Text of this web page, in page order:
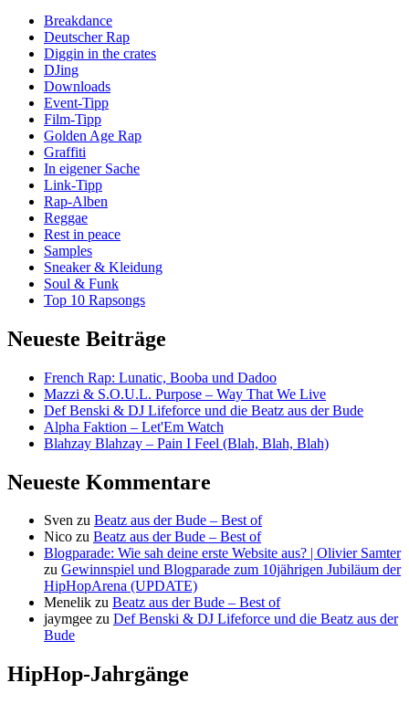
you
want
it
(DJ
Evil
Dee
remix)
Breakdance
Deutscher Rap
Diggin in the crates
DJing
Downloads
Event-Tipp
Film-Tipp
Golden Age Rap
Graffiti
In eigener Sache
Link-Tipp
Rap-Alben
Reggae
Rest in peace
Samples
Sneaker & Kleidung
Soul & Funk
Top 10 Rapsongs
Neueste Beiträge
French Rap: Lunatic, Booba und Dadoo
Mazzi & S.O.U.L. Purpose – Way That We Live
Def Benski & DJ Lifeforce und die Beatz aus der Bude
Alpha Faktion – Let'Em Watch
Blahzay Blahzay – Pain I Feel (Blah, Blah, Blah)
Neueste Kommentare
Sven zu Beatz aus der Bude – Best of
Nico zu Beatz aus der Bude – Best of
Blogparade: Wie sah deine erste Website aus? | Olivier Samter
zu Gewinnspiel und Blogparade zum 10jährigen Jubiläum der
HipHopArena (UPDATE)
Menelik zu Beatz aus der Bude – Best of
jaymgee zu Def Benski & DJ Lifeforce und die Beatz aus der
Bude
HipHop-Jahrgänge